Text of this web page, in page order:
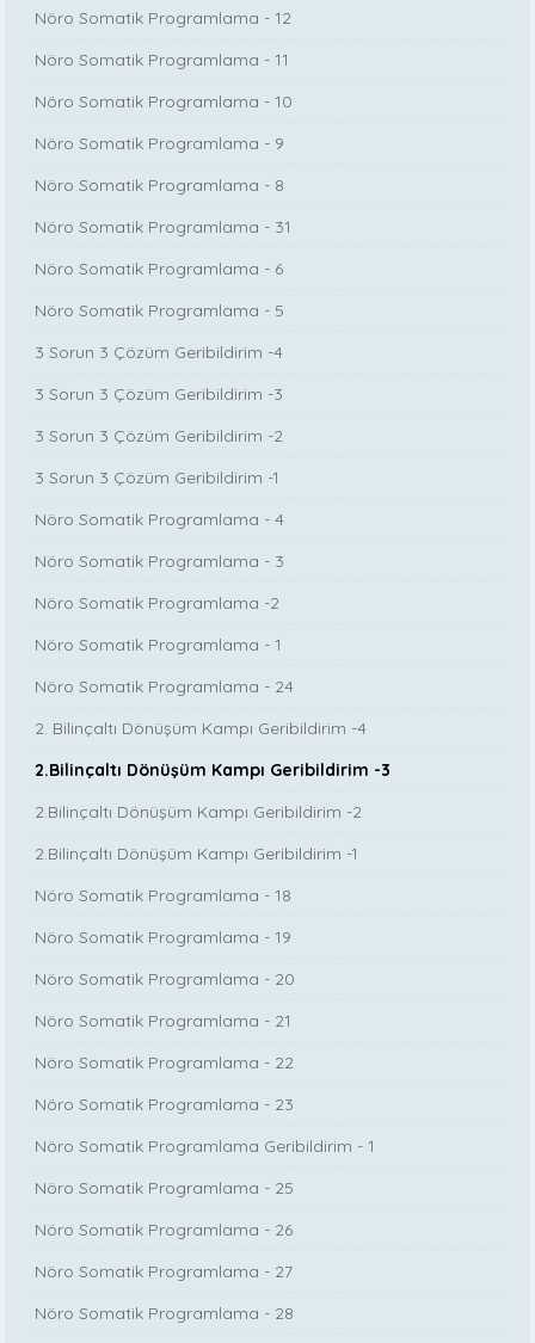
Nöro Somatik Programlama - 12
Nöro Somatik Programlama - 11
Nöro Somatik Programlama - 10
Nöro Somatik Programlama - 9
Nöro Somatik Programlama - 8
Nöro Somatik Programlama - 31
Nöro Somatik Programlama - 6
Nöro Somatik Programlama - 5
3 Sorun 3 Çözüm Geribildirim -4
3 Sorun 3 Çözüm Geribildirim -3
3 Sorun 3 Çözüm Geribildirim -2
3 Sorun 3 Çözüm Geribildirim -1
Nöro Somatik Programlama - 4
Nöro Somatik Programlama - 3
Nöro Somatik Programlama -2
Nöro Somatik Programlama - 1
Nöro Somatik Programlama - 24
2. Bilinçaltı Dönüşüm Kampı Geribildirim -4
2.Bilinçaltı Dönüşüm Kampı Geribildirim -3
2.Bilinçaltı Dönüşüm Kampı Geribildirim -2
2.Bilinçaltı Dönüşüm Kampı Geribildirim -1
Nöro Somatik Programlama - 18
Nöro Somatik Programlama - 19
Nöro Somatik Programlama - 20
Nöro Somatik Programlama - 21
Nöro Somatik Programlama - 22
Nöro Somatik Programlama - 23
Nöro Somatik Programlama Geribildirim - 1
Nöro Somatik Programlama - 25
Nöro Somatik Programlama - 26
Nöro Somatik Programlama - 27
Nöro Somatik Programlama - 28